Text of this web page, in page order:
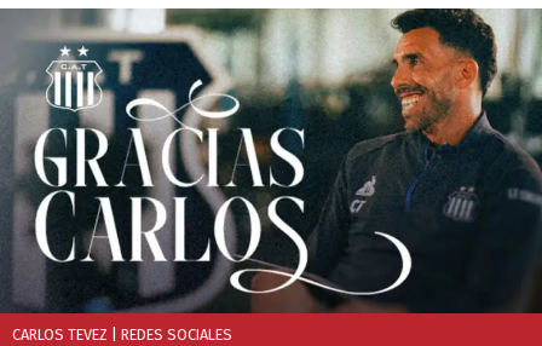
CARLOS TEVEZ | REDES SOCIALES